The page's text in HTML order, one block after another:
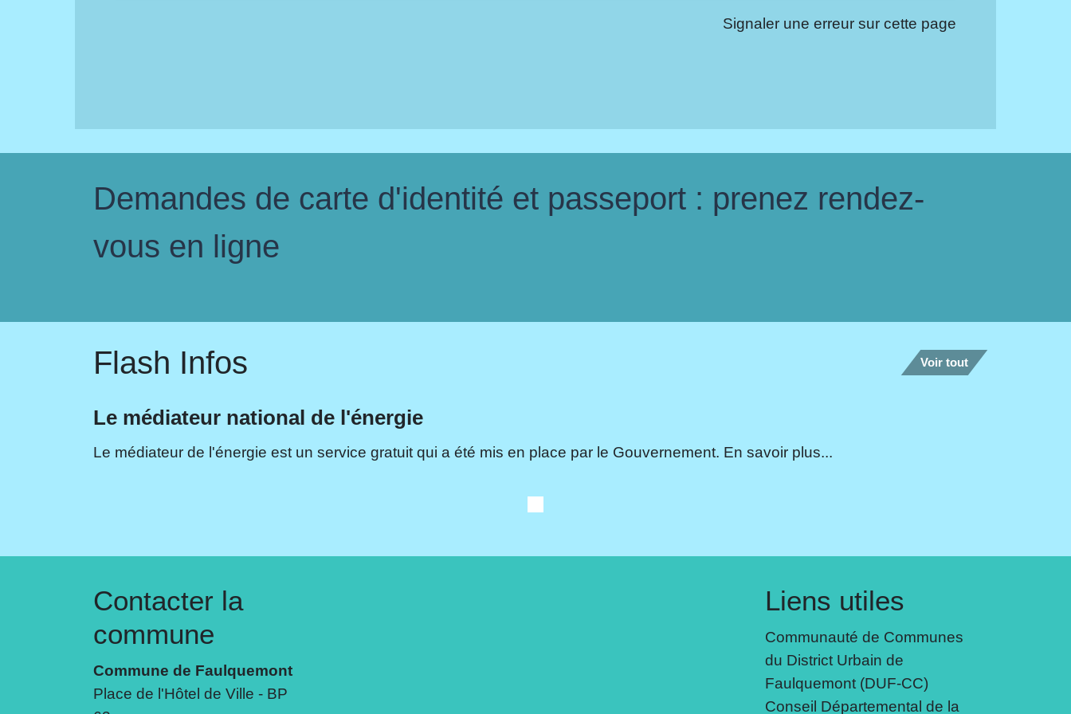
Signaler une erreur sur cette page
Demandes de carte d'identité et passeport : prenez rendez-
vous en ligne
Flash Infos Voir tout
Le médiateur national de l'énergie
Le médiateur de l'énergie est un service gratuit qui a été mis en place par le Gouvernement. En savoir plus...
Contacter la
commune
Commune de Faulquemont
Place de l'Hôtel de Ville - BP
Liens utiles
Communauté de Communes
du District Urbain de
Faulquemont (DUF-CC)
Conseil Départemental de la